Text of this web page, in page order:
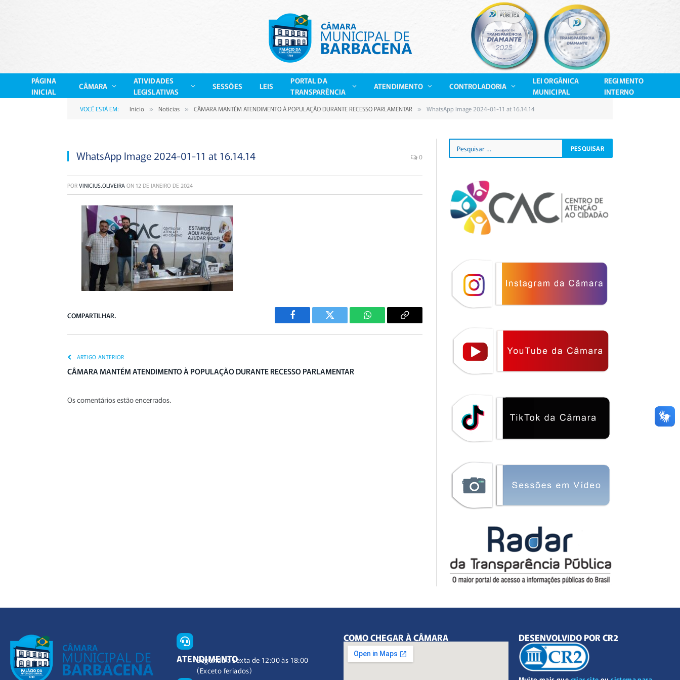
PÁGINA
INICIAL
CÂMARA
ATIVIDADES
LEGISLATIVAS
SESSÕES LEIS
PORTAL DA
TRANSPARÊNCIA
ATENDIMENTO CONTROLADORIA
LEI ORGÂNICA
MUNICIPAL
REGIMENTO
INTERNO
VOCÊ ESTÁ EM: Início » Notícias » CÂMARA MANTÉM ATENDIMENTO À POPULAÇÃO DURANTE RECESSO PARLAMENTAR » WhatsApp Image 2024-01-11 at 16.14.14
WhatsApp Image 2024-01-11 at 16.14.14 0
PORVINICIUS.OLIVEIRAON 12 DE JANEIRO DE 2024
COMPARTILHAR.
Facebook Twitter WhatsAppCopiar
ARTIGO ANTERIOR
CÂMARA MANTÉM ATENDIMENTO À POPULAÇÃO DURANTE RECESSO PARLAMENTAR
Os comentários estão encerrados.
ATENDIMENTO
Segunda à Sexta de 12:00 às 18:00
(Exceto feriados)
COMO CHEGAR À CÂMARA DESENVOLVIDO POR CR2